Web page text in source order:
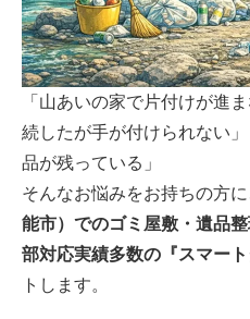
「山あいの家で片付けが進
続したが手が付けられない
品が残っている」
そんなお悩みをお持ちの方に
能市）でのゴミ屋敷・遺品
部対応実績多数の『スマート
トします。